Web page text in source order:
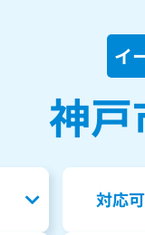
イ
神戸
対応